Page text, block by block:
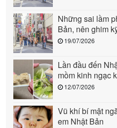
Những sai lầm
Bản, nên ghim
người (phần 1)
19/07/2026
Lần đầu đến
mồm kinh ngạc
cảnh này: Quả
12/07/2026
Vũ khí bí mật
em Nhật Bản